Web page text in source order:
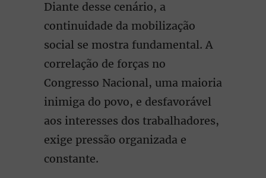
Diante desse cenário, a
continuidade da mobilização
social se mostra fundamental. A
correlação de forças no
Congresso Nacional, uma maioria
inimiga do povo, e desfavorável
aos interesses dos trabalhadores,
exige pressão organizada e
constante.